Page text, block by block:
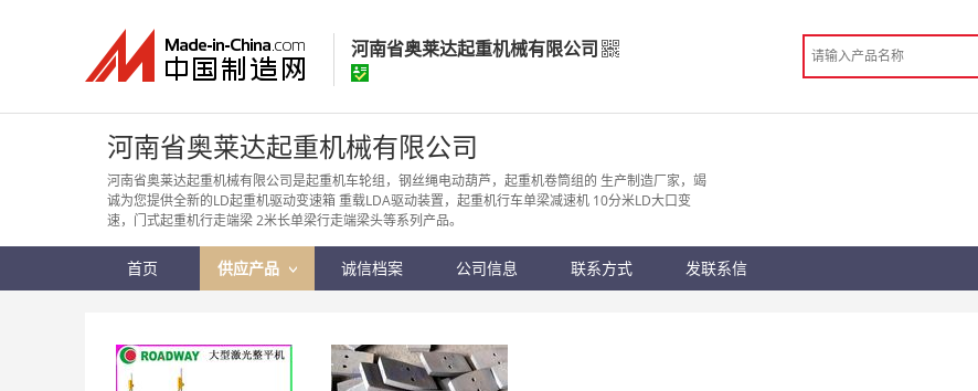
河南省奥莱达起重机械有限公司
河南省奥莱达起重机械有限公司
经营模式：生产制造
所在地区： 河南省 新乡市
认证信息：
手机访问展示厅
河南省奥莱达起重机械有限公司
河南省奥莱达起重机械有限公司是起重机车轮组，钢丝绳电动葫芦，起重机卷筒组的 生产制造厂家，竭
诚为您提供全新的LD起重机驱动变速箱 重载LDA驱动装置，起重机行车单梁减速机 10分米LD大口变
速，门式起重机行走端梁 2米长单梁行走端梁头等系列产品。
首页 供应产品 诚信档案 公司信息 联系方式 发联系信